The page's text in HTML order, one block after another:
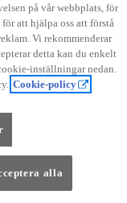
V-Hjul
på vår webbplats, för
att hjälpa oss att förstå
Vi rekommenderar
detta kan du enkelt
inställningar nedan.
Cookie-policy
alla